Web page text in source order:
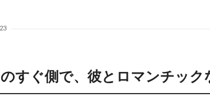
すぐ側で、彼とロマンチッ